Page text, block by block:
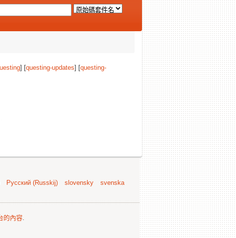
] [questing-updates] [questing-
Русский (Russkij) slovensky
svenska
的內容.